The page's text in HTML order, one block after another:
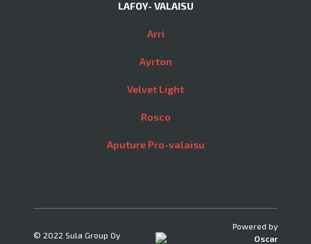
LAFOY- VALAISU
Arri
Ayrton
Velvet Light
Rosco
Aputure Pro-valaisu
© 2022 Sula Group Oy
Powered by